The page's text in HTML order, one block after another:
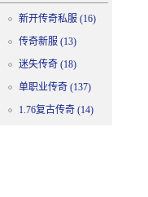
新开传奇私服 (16)
传奇新服 (13)
迷失传奇 (18)
单职业传奇 (137)
1.76复古传奇 (14)